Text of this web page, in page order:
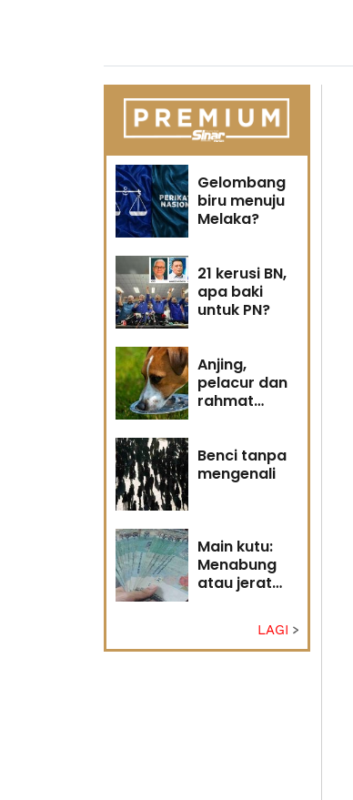
Gelombang
biru menuju
Melaka?
21 kerusi BN,
apa baki
untuk PN?
Anjing,
pelacur dan
rahmat
Benci tanpa
mengenali
Main kutu:
Menabung
atau jerat
LAGI